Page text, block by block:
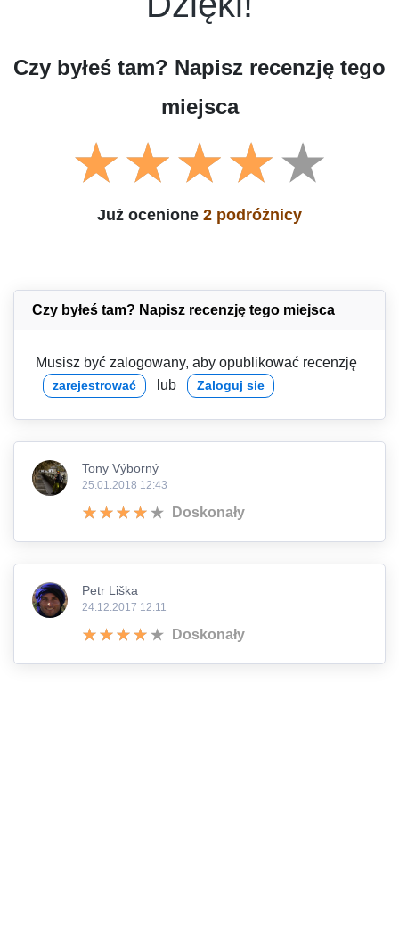
Czy byłeś tam? Napisz recenzję tego
miejsca
Już ocenione 2 podróżnicy
Czy byłeś tam? Napisz recenzję tego miejsca
Musisz być zalogowany, aby opublikować recenzję
zarejestrować lub Zaloguj sie
Tony Výborný
25.01.2018 12:43
Doskonały
Petr Liška
24.12.2017 12:11
Doskonały